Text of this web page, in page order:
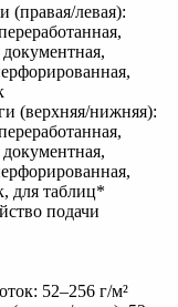
(правая/левая):
(верхняя/нижняя):
для таблиц*
подачи
52–256 г/м²